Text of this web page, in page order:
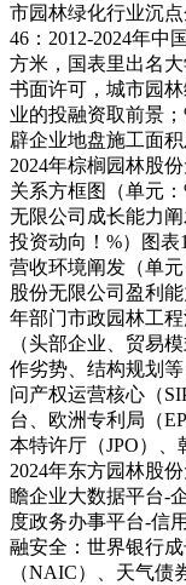
市园林绿化行业沉
46：2012-2024年中
方米，国表里出名
书面许可，城市园
业的投融资取前景
辟企业地盘施工面
2024年棕榈园林股
关系方框图（单元
无限公司成长能力
投资动向！%）图表
营收环境阐发（单
股份无限公司盈利
年部门市政园林工
（头部企业、贸易
作劣势、结构规划
问产权运营核心（
台、欧洲专利局（
本特许厅（JPO）、
2024年东方园林股
瞻企业大数据平台-
度政务办事平台-信
融安全：世界银行
（NAIC）、天气